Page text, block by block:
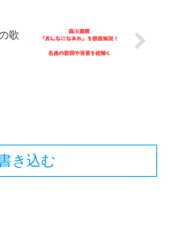
歌
き込む